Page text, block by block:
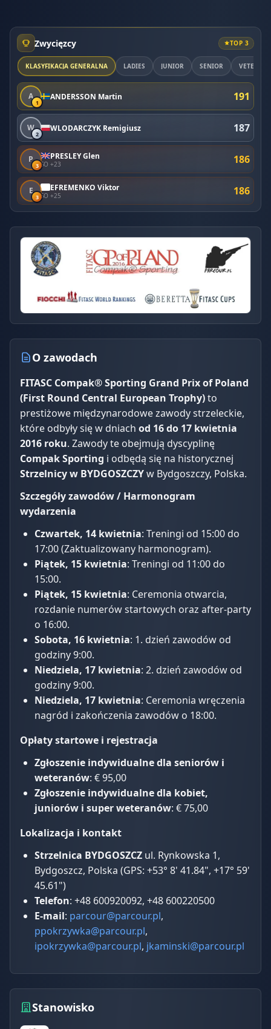
Zwycięzcy TOP 3
KLASYFIKACJA GENERALNA LADIES JUNIOR SENIOR VETERAN
A
1
ANDERSSON Martin 191
W
2
WLODARCZYK Remigiusz 187
P
3
PRESLEY Glen
SO +23 186
E
3
EFREMENKO Viktor
SO +25 186
O zawodach
FITASC Compak® Sporting Grand Prix of Poland
(First Round Central European Trophy)to
prestiżowe międzynarodowe zawody strzeleckie,
które odbyły się w dniach od 16 do 17 kwietnia
2016 roku. Zawody te obejmują dyscyplinę
Compak Sporting i odbędą się na historycznej
Strzelnicy w BYDGOSZCZYw Bydgoszczy, Polska.
Szczegóły zawodów / Harmonogram
wydarzenia
Czwartek, 14 kwietnia: Treningi od 15:00 do
17:00 (Zaktualizowany harmonogram).
Piątek, 15 kwietnia: Treningi od 11:00 do
15:00.
Piątek, 15 kwietnia: Ceremonia otwarcia,
rozdanie numerów startowych oraz after-party
o 16:00.
Sobota, 16 kwietnia: 1. dzień zawodów od
godziny 9:00.
Niedziela, 17 kwietnia: 2. dzień zawodów od
godziny 9:00.
Niedziela, 17 kwietnia: Ceremonia wręczenia
nagród i zakończenia zawodów o 18:00.
Opłaty startowe i rejestracja
Zgłoszenie indywidualne dla seniorów i
weteranów: € 95,00
Zgłoszenie indywidualne dla kobiet,
juniorów i super weteranów: € 75,00
Lokalizacja i kontakt
Strzelnica BYDGOSZCZ ul. Rynkowska 1,
Bydgoszcz, Polska (GPS: +53° 8' 41.84", +17° 59'
45.61")
Telefon: +48 600920092, +48 600220500
E-mail: parcour@parcour.pl,
ppokrzywka@parcour.pl,
ipokrzywka@parcour.pl, jkaminski@parcour.pl
Stanowisko